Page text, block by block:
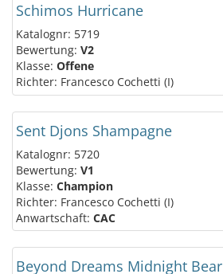
Schimos Hurricane
Katalognr: 5719
Bewertung: V2
Klasse: Offene
Richter: Francesco Cochetti (I)
Sent Djons Shampagne
Katalognr: 5720
Bewertung: V1
Klasse: Champion
Richter: Francesco Cochetti (I)
Anwartschaft: CAC
Beyond Dreams Midnight Bear